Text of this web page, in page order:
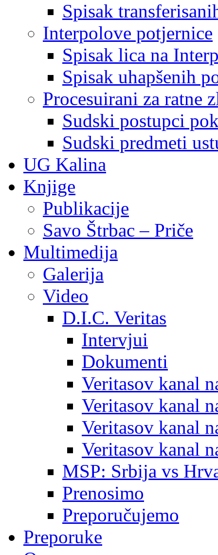
Spisak
Interpolove potjernice
Spisak lica na
Spisak uhapšenih
Procesuirani za ratne
Sudski postupci
Sudski predmeti
UG Kalina
Knjige
Publikacije
Savo Štrbac – Priče
Multimedija
Galerija
Video
D.I.C. Veritas
Intervjui
Dokumenti
Veritasov kanal
Veritasov kanal
Veritasov kanal
Veritasov kanal
MSP: Srbija vs
Prenosimo
Preporučujemo
Preporuke